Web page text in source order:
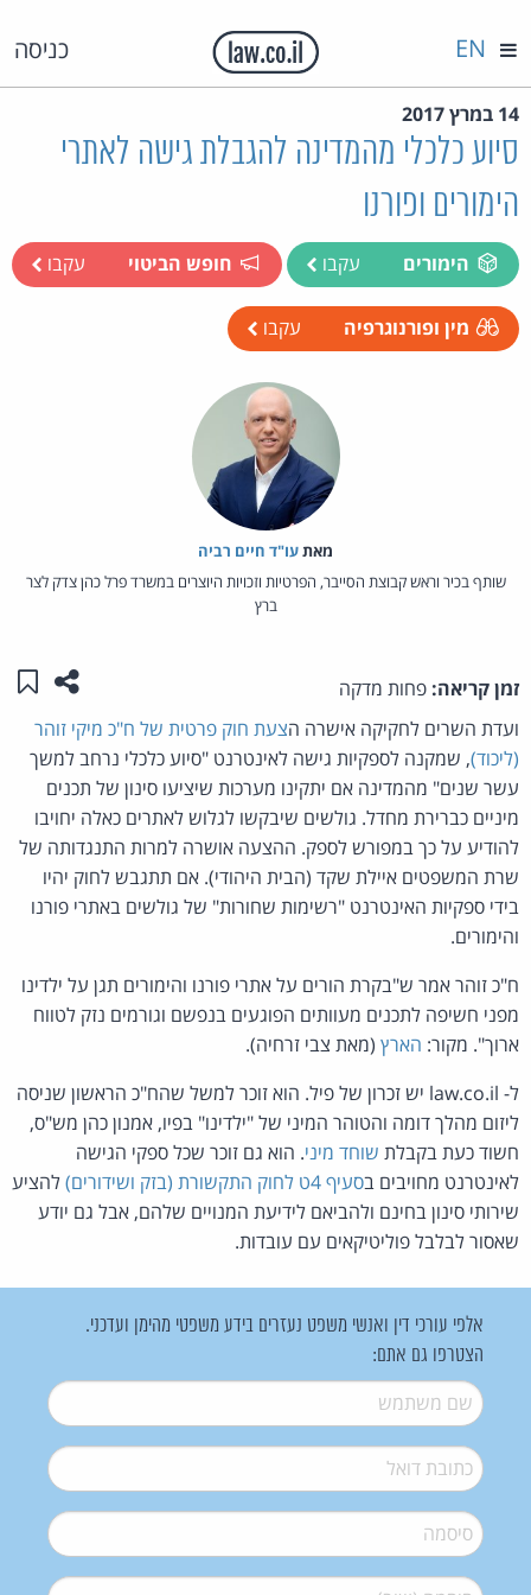
כניסה EN
14 במרץ 2017
סיוע כלכלי מהמדינה להגבלת גישה לאתרי
הימורים ופורנו
הימורים עקבו חופש הביטוי עקבו
מין ופורנוגרפיה עקבו
מאת‏עו"ד חיים רביה
שותף בכיר וראש קבוצת הסייבר, הפרטיות וזכויות היוצרים במשרד פרל כהן צדק לצר
ברץ
זמן קריאה: פחות מדקה שתפו
ועדת השרים לחקיקה אישרה הצעת חוק פרטית של ח"כ מיקי זוהר
(ליכוד), שמקנה לספקיות גישה לאינטרנט "סיוע כלכלי נרחב למשך
עשר שנים" מהמדינה אם יתקינו מערכות שיציעו סינון של תכנים
מיניים כברירת מחדל. גולשים שיבקשו לגלוש לאתרים כאלה יחויבו
להודיע על כך במפורש לספק. ההצעה אושרה למרות התנגדותה של
שרת המשפטים איילת שקד (הבית היהודי). אם תתגבש לחוק יהיו
בידי ספקיות האינטרנט "רשימות שחורות" של גולשים באתרי פורנו
והימורים.
ח"כ זוהר אמר ש"בקרת הורים על אתרי פורנו והימורים תגן על ילדינו
מפני חשיפה לתכנים מעוותים הפוגעים בנפשם וגורמים נזק לטווח
ארוך". מקור: הארץ (מאת צבי זרחיה).
ל- law.co.il יש זכרון של פיל. הוא זוכר למשל שהח"כ הראשון שניסה
ליזום מהלך דומה והטוהר המיני של "ילדינו" בפיו, אמנון כהן מש"ס,
חשוד כעת בקבלת שוחד מיני. הוא גם זוכר שכל ספקי הגישה
לאינטרנט מחויבים בסעיף 4ט לחוק התקשורת (בזק ושידורים)
להציע
שירותי סינון בחינם ולהביאם לידיעת המנויים שלהם, אבל גם יודע
שאסור לבלבל פוליטיקאים עם עובדות.
אלפי עורכי דין ואנשי משפט נעזרים בידע משפטי מהימן ועדכני.
הצטרפו גם אתם:
שם משתמש*
דואל*
סיסמה*